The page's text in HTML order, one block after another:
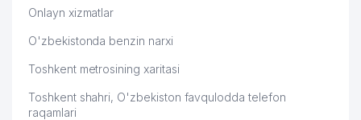
Onlayn xizmatlar
O'zbekistonda benzin narxi
Toshkent metrosining xaritasi
Toshkent shahri, O'zbekiston favqulodda telefon
raqamlari